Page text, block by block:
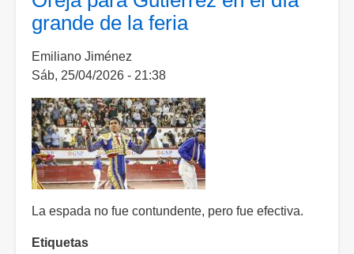
pagan
tributo
cortan
oreja
grande de la feria
Emiliano Jiménez
Sáb, 25/04/2026 - 21:38
La espada no fue contundente, pero fue efectiva.
Etiquetas